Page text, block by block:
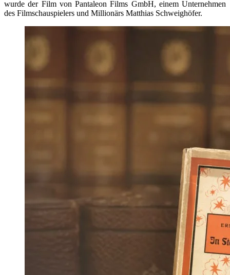
wurde der Film von Pantaleon Films GmbH, einem Unternehmen
des Filmschauspielers und Millionärs Matthias Schweighöfer.